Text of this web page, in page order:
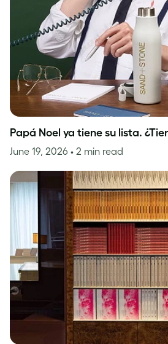
Papá Noel ya tiene su lista.
June 19, 2026 • 2 min read